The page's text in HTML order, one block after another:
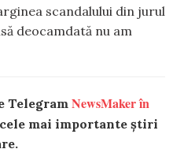
scandalului din jurul
deocamdată nu am
Telegram NewsMaker în
cele mai importante știri